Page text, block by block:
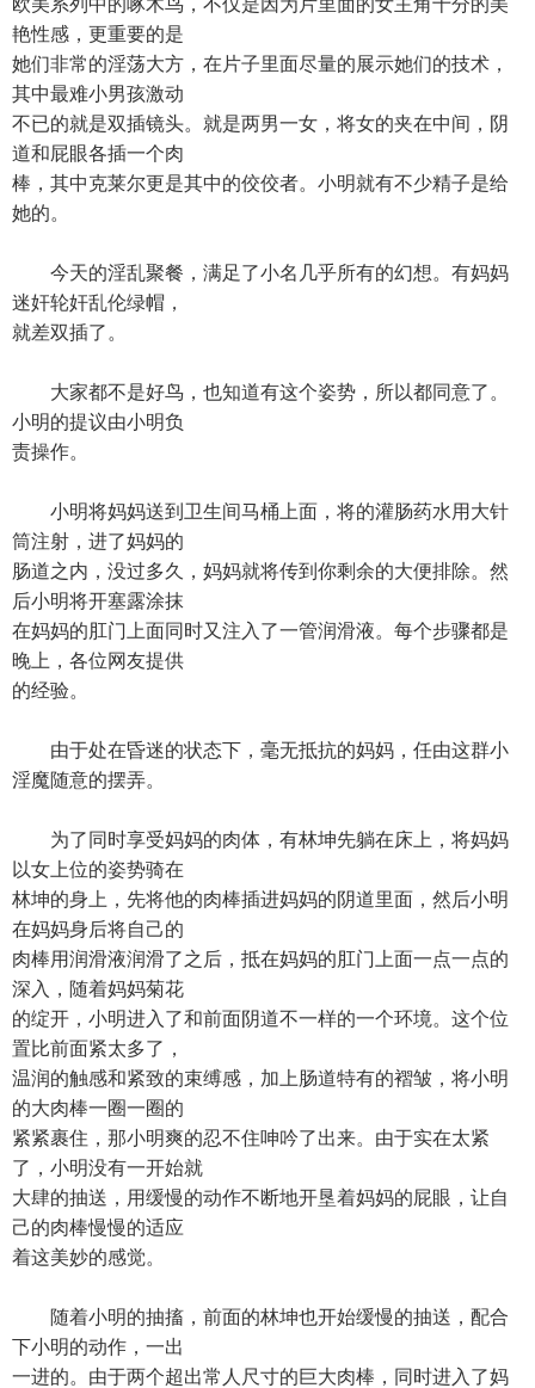
欧美系列中的啄木鸟，不仅是因为片里面的女主角十分的美
艳性感，更重要的是
她们非常的淫荡大方，在片子里面尽量的展示她们的技术，
其中最难小男孩激动
不已的就是双插镜头。就是两男一女，将女的夹在中间，阴
道和屁眼各插一个肉
棒，其中克莱尔更是其中的佼佼者。小明就有不少精子是给
她的。
今天的淫乱聚餐，满足了小名几乎所有的幻想。有妈妈
迷奸轮奸乱伦绿帽，
就差双插了。
大家都不是好鸟，也知道有这个姿势，所以都同意了。
小明的提议由小明负
责操作。
小明将妈妈送到卫生间马桶上面，将的灌肠药水用大针
筒注射，进了妈妈的
肠道之内，没过多久，妈妈就将传到你剩余的大便排除。然
后小明将开塞露涂抹
在妈妈的肛门上面同时又注入了一管润滑液。每个步骤都是
晚上，各位网友提供
的经验。
由于处在昏迷的状态下，毫无抵抗的妈妈，任由这群小
淫魔随意的摆弄。
为了同时享受妈妈的肉体，有林坤先躺在床上，将妈妈
以女上位的姿势骑在
林坤的身上，先将他的肉棒插进妈妈的阴道里面，然后小明
在妈妈身后将自己的
肉棒用润滑液润滑了之后，抵在妈妈的肛门上面一点一点的
深入，随着妈妈菊花
的绽开，小明进入了和前面阴道不一样的一个环境。这个位
置比前面紧太多了，
温润的触感和紧致的束缚感，加上肠道特有的褶皱，将小明
的大肉棒一圈一圈的
紧紧裹住，那小明爽的忍不住呻吟了出来。由于实在太紧
了，小明没有一开始就
大肆的抽送，用缓慢的动作不断地开垦着妈妈的屁眼，让自
己的肉棒慢慢的适应
着这美妙的感觉。
随着小明的抽搐，前面的林坤也开始缓慢的抽送，配合
下小明的动作，一出
一进的。由于两个超出常人尺寸的巨大肉棒，同时进入了妈